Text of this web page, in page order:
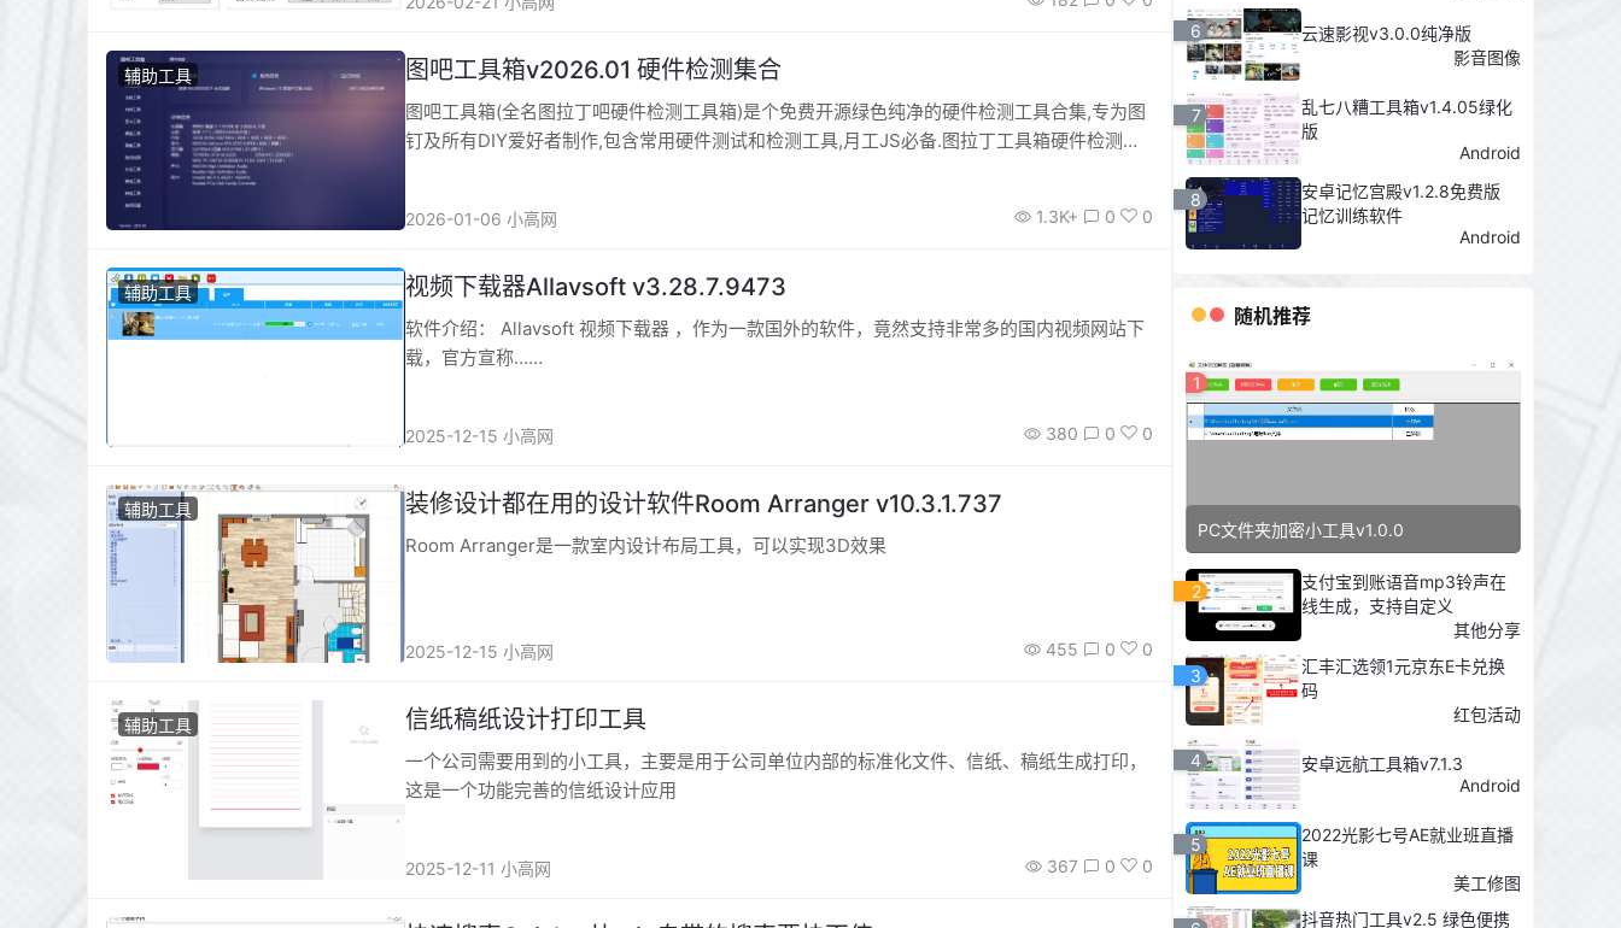
辅助工具 图吧工具箱v2026.01 硬件检测集合
图吧工具箱(全名图拉丁吧硬件检测工具箱)是个免费开源绿色纯净的硬件检测工具合集,专为图
钉及所有DIY爱好者制作,包含常用硬件测试和检测工具,月工JS必备.图拉丁工具箱硬件检测工
2026-01-06 小高网 1.3K+ 0 0
辅助工具 视频下载器Allavsoft v3.28.7.9473
软件介绍： Allavsoft 视频下载器 ，作为一款国外的软件，竟然支持非常多的国内视频网站下
载，官方宣称……
2025-12-15 小高网 380 0 0
辅助工具 装修设计都在用的设计软件Room Arranger v10.3.1.737
Room Arranger是一款室内设计布局工具，可以实现3D效果
2025-12-15 小高网 455 0 0
辅助工具 信纸稿纸设计打印工具
一个公司需要用到的小工具，主要是用于公司单位内部的标准化文件、信纸、稿纸生成打印，
这是一个功能完善的信纸设计应用
2025-12-11 小高网 367 0 0
6
云速影视v3.0.0纯净版
影音图像
7
乱七八糟工具箱v1.4.05绿化
版
Android
8
安卓记忆宫殿v1.2.8免费版
记忆训练软件
Android
随机推荐
1
PC文件夹加密小工具v1.0.0
2
支付宝到账语音mp3铃声在
线生成，支持自定义
其他分享
3
汇丰汇选领1元京东E卡兑换
码
红包活动
4
安卓远航工具箱v7.1.3
Android
5
2022光影七号AE就业班直播
课
美工修图
抖音热门工具v2.5 绿色便携